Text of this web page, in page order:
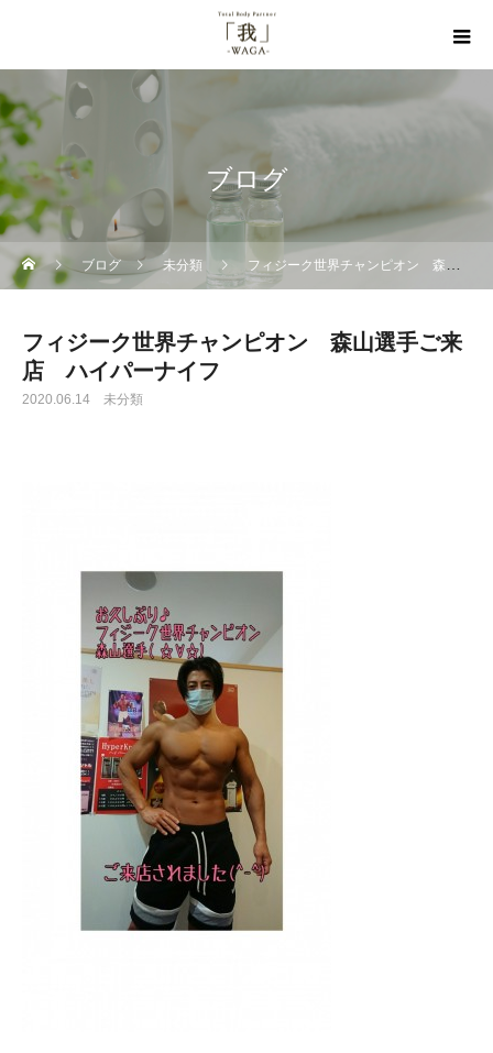
ブログ
ブログ 未分類 フィジーク世界チャンピオン 森山選手ご来店 ハイパーナイフ
フィジーク世界チャンピオン 森山選手ご来
店 ハイパーナイフ
2020.06.14 未分類